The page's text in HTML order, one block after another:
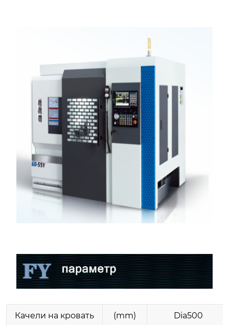
Качели на кровать (mm) Dia500